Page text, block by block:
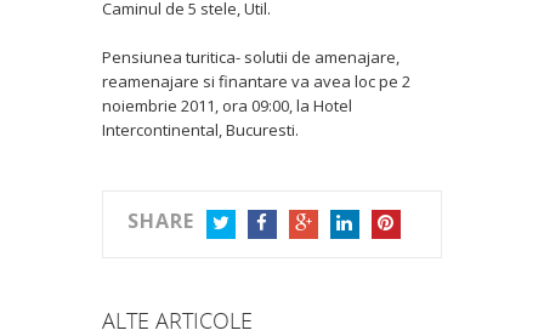
Caminul de 5 stele, Util.
Pensiunea turitica- solutii de amenajare,
reamenajare si finantare va avea loc pe 2
noiembrie 2011, ora 09:00, la Hotel
Intercontinental, Bucuresti.
SHARE
ALTE ARTICOLE